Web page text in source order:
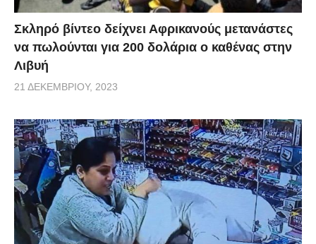
Σκληρό βίντεο δείχνει Αφρικανούς μετανάστες
να πωλούνται για 200 δολάρια ο καθένας στην
Λιβυή
21 ΔΕΚΕΜΒΡΊΟΥ, 2023